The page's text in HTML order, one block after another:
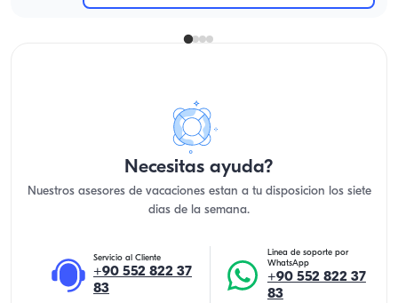
Necesitas ayuda?
Nuestros asesores de vacaciones estan a tu disposicion los siete
dias de la semana.
Servicio al Cliente
+90 552 822 37
83
Linea de soporte por
WhatsApp
+90 552 822 37
83